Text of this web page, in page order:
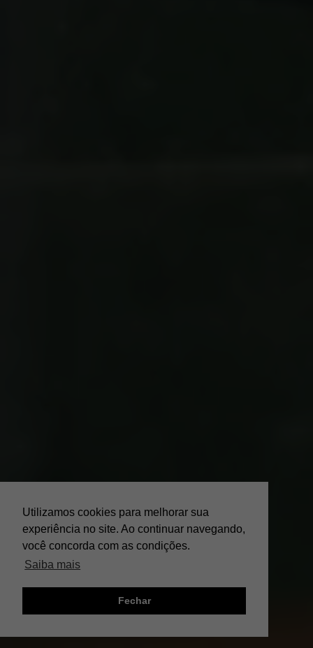
Utilizamos cookies para melhorar sua
experiência no site. Ao continuar navegando,
você concorda com as condições.
Saiba mais
Fechar
;